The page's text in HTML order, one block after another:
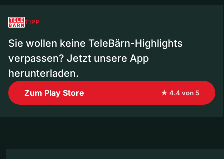
TIPP
Sie wollen keine TeleBärn-Highlights
verpassen? Jetzt unsere App
herunterladen.
Zum Play Store ★ 4.4 von 5